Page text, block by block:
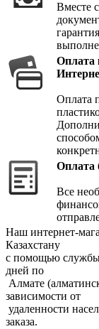
Вместе
Оплата
Оплата
Оплата
Все
Наш интернет-
Казахстану
с помощью службы
дней по
Алмате
зависимости от
удаленности
заказа.